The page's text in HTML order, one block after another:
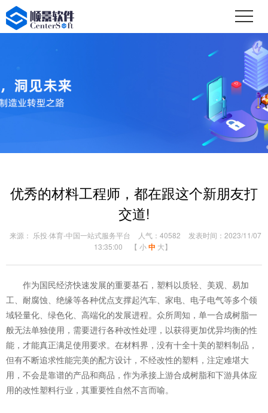
优秀的材料工程师，都在跟这个新朋友打
交道!
来源： 乐投·体育-中国一站式服务平台 人气：40582
发表时间：2023/11/07
13:35:00
【 小 中 大】
作为国民经济快速发展的重要基石，塑料以质轻、美观、易加
工、耐腐蚀、绝缘等各种优点支撑起汽车、家电、电子电气等多个领
域轻量化、绿色化、高端化的发展进程。众所周知，单一合成树脂一
般无法单独使用，需要进行各种改性处理，以获得更加优异均衡的性
能，才能真正满足使用要求。在材料界，没有十全十美的塑料制品，
但有不断追求性能完美的配方设计，不经改性的塑料，注定难堪大
用，不会是靠谱的产品和商品，作为承接上游合成树脂和下游具体应
用的改性塑料行业，其重要性自然不言而喻。